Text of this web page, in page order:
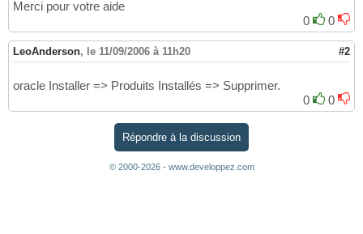
Merci pour votre aide
0
0
LeoAnderson, le 11/09/2006 à 11h20 #2
oracle Installer => Produits Installés => Supprimer.
0
0
Répondre à la discussion
© 2000-2026 - www.developpez.com